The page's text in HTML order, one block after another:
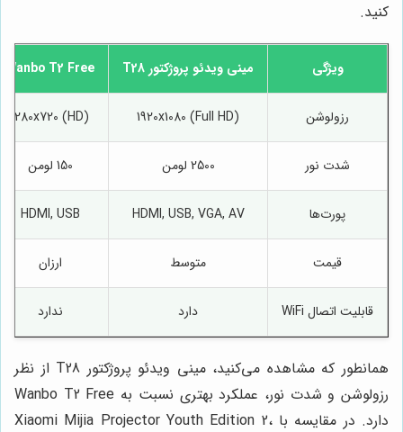
کنید.
ویژگی مینی ویدئو پروژکتور T28 Wanbo T2 Free
رزولوشن 1920x1080 (Full HD)
1280x720 (HD)
شدت نور 2500 لومن 150 لومن
پورت‌ها HDMI, USB, VGA, AV
HDMI, USB
قیمت متوسط ارزان
قابلیت اتصال WiFi دارد ندارد
همانطور که مشاهده می‌کنید، مینی ویدئو پروژکتور T28 از نظر
رزولوشن و شدت نور، عملکرد بهتری نسبت به Wanbo T2 Free
دارد. در مقایسه با Xiaomi Mijia Projector Youth Edition 2،